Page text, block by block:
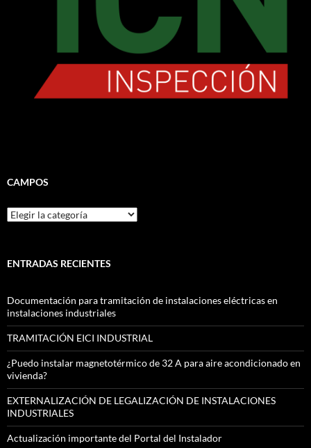
CAMPOS
CAMPOS
ENTRADAS RECIENTES
Documentación para tramitación de instalaciones eléctricas en
instalaciones industriales
TRAMITACIÓN EICI INDUSTRIAL
¿Puedo instalar magnetotérmico de 32 A para aire acondicionado en
vivienda?
EXTERNALIZACIÓN DE LEGALIZACIÓN DE INSTALACIONES
INDUSTRIALES
Actualización importante del Portal del Instalador